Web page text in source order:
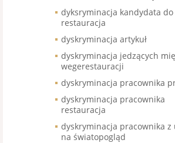
dyksryminacja kandydata
restauracja
dyskryminacja artykuł
dyskryminacja jedzących
wegerestauracji
dyskryminacja pracownika
dyskryminacja pracownika
restauracja
dyskryminacja pracownika z
na światopogląd